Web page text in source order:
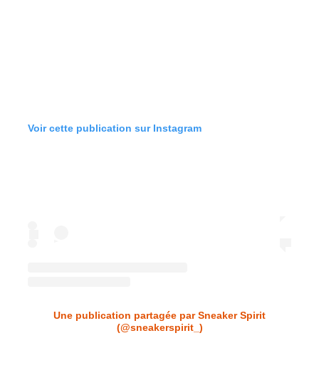
Voir cette publication sur Instagram
Une publication partagée par Sneaker Spirit
(@sneakerspirit_)